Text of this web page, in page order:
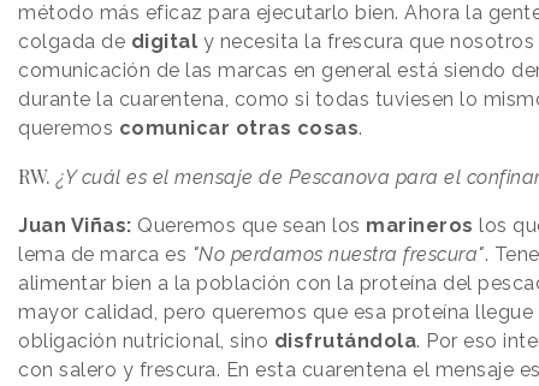
método más eficaz para ejecutarlo bien. Ahora la
colgada de digital y necesita la frescura que
comunicación de las marcas en general está siendo
durante la cuarentena, como si todas tuviesen lo
queremos comunicar otras cosas.
RW.¿Y cuál es el mensaje de Pescanova para el
Juan Viñas: Queremos que sean los marineros los
lema de marca es "No perdamos nuestra frescura".
alimentar bien a la población con la proteína del
mayor calidad, pero queremos que esa proteína
obligación nutricional, sino disfrutándola. Por eso
con salero y frescura. En esta cuarentena el mensaje